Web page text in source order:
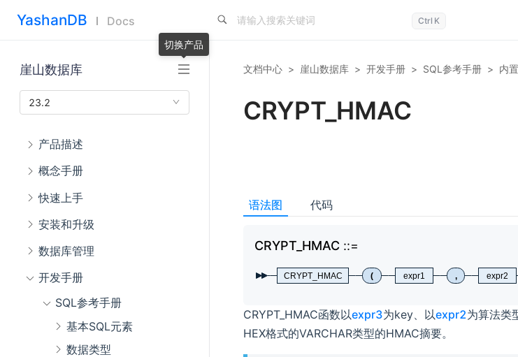
YashanDB Docs Ctrl K
崖山数据库
23.2
产品描述
概念手册
快速上手
安装和升级
数据库管理
开发手册
SQL参考手册
基本SQL元素
数据类型
文档中心 > 崖山数据库 > 开发手册 > SQL参考手册 > 内
CRYPT_HMAC
语法图 代码
CRYPT_HMAC
CRYPT_HMAC ( expr1 , expr2
CRYPT_HMAC函数以expr3为key、以expr2为算法类
HEX格式的VARCHAR类型的HMAC摘要。
切换产品